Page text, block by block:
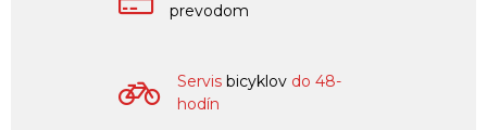
prevodom
Servis bicyklov do 48-
hodín